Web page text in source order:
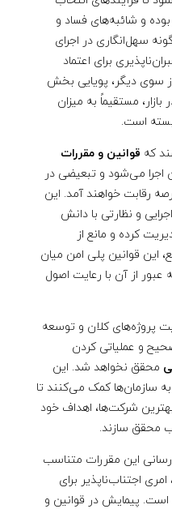
بوده و شائبه‌های فساد و
سهل‌انگاری در اجرای
برای اعتماد
سوی دیگر، پویایی بخش
مستقیماً به میزان
است.
که قوانین و مقررات
اجرا می‌شود و تبعیضی در
رقابت خواهند آمد. این
و نظارتی با دانش
کرده و مانع از
این قوانین پلی امن میان
از آن با رعایت اصول
پروژه‌های کلان و توسعه
و عملیاتی کردن
محقق نخواهد شد. این
سازمان‌ها کمک می‌کنند تا
شرکت‌ها، اهداف خود
محقق سازند.
این مقررات متناسب
اجتناب‌ناپذیر برای
پیمایش در قوانین و